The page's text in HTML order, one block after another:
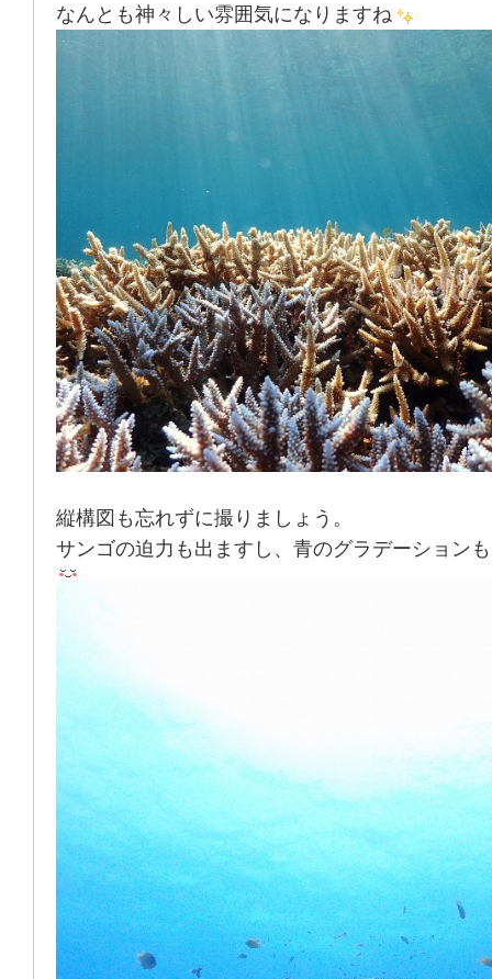
なんとも神々しい雰囲気になりますね
縦構図も忘れずに撮りましょう。
サンゴの迫力も出ますし、青のグラデーション